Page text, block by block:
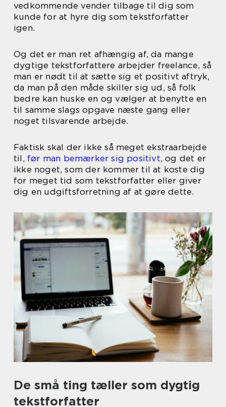
vedkommende vender tilbage til dig som
kunde for at hyre dig som tekstforfatter
igen.
Og det er man ret afhængig af, da mange
dygtige tekstforfattere arbejder freelance, så
man er nødt til at sætte sig et positivt aftryk,
da man på den måde skiller sig ud, så folk
bedre kan huske en og vælger at benytte en
til samme slags opgave næste gang eller
noget tilsvarende arbejde.
Faktisk skal der ikke så meget ekstraarbejde
til, før man bemærker sig positivt, og det er
ikke noget, som der kommer til at koste dig
for meget tid som tekstforfatter eller giver
dig en udgiftsforretning af at gøre dette.
De små ting tæller som dygtig
tekstforfatter